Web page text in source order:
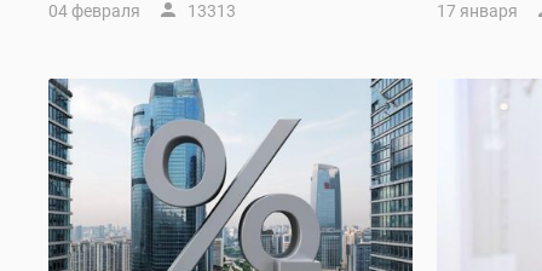
Москве
Москве
Новостройки
премиум-
класса
Новостройки
бизнес-
класса
04 февраля 13313 17 января